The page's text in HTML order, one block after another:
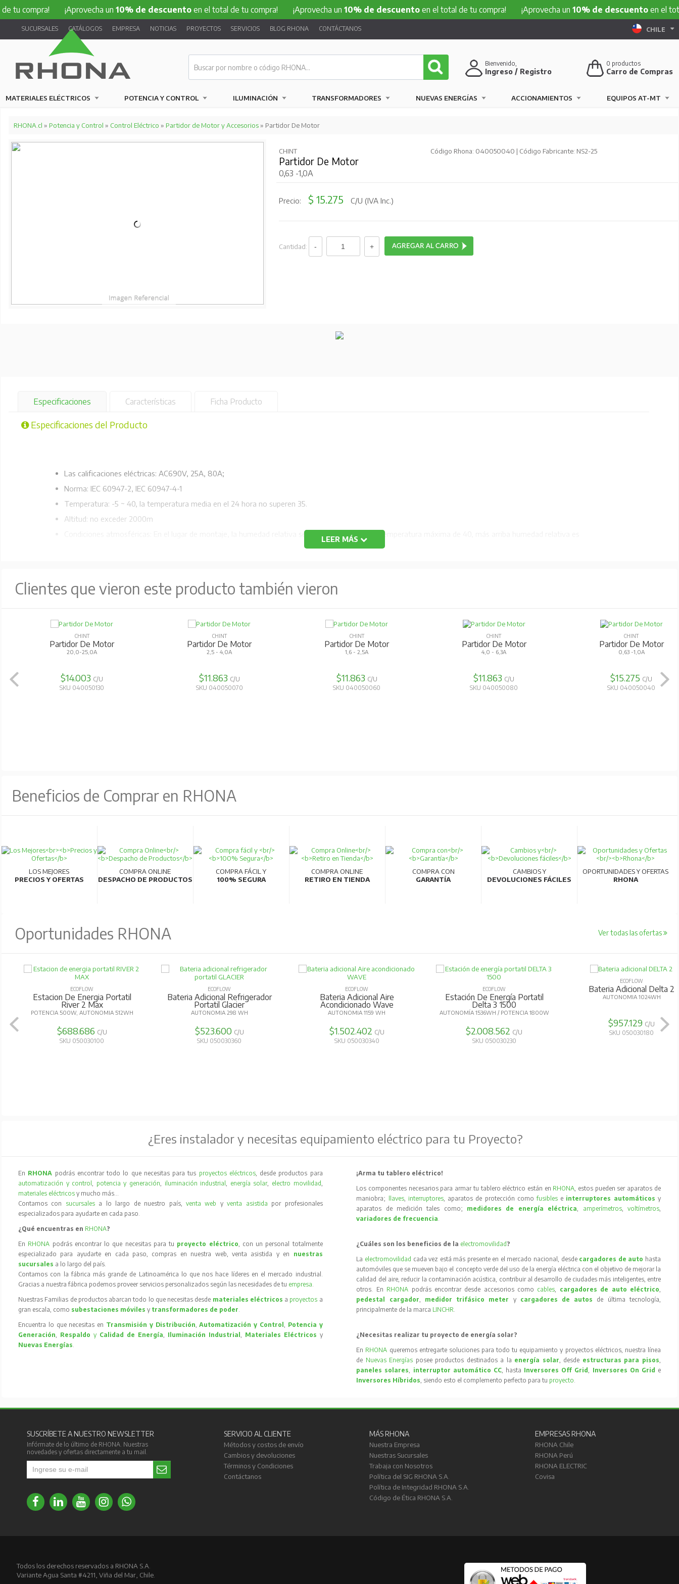
¡Aprovecha un10% de descuentoen el total de tu compra! ¡Aprovecha un10% de descuentoen el total de tu compra! ¡Aprovecha un10% de descuentoen el total de tu
SUCURSALES CATÁLOGOS EMPRESA NOTICIAS PROYECTOS SERVICIOS BLOG RHONA CONTÁCTANOS CHILE
0 productos
Carro de Compras
Bienvenido,
Ingreso / Registro
MATERIALES ELÉCTRICOS POTENCIA Y CONTROL ILUMINACIÓN TRANSFORMADORES NUEVAS ENERGÍAS ACCIONAMIENTOS EQUIPOS AT-MT
RHONA.cl » Potencia y Control » Control Eléctrico » Partidor de Motor y Accesorios» Partidor De Motor
CHINT Código Rhona: 040050040 | Código Fabricante: NS2-25
Partidor De Motor
0,63 -1,0A
Precio: $ 15.275 C/U (IVA Inc.)
Cantidad:
Especificaciones Características Ficha Producto
Especificaciones del Producto
Las calificaciones eléctricas: AC690V, 25A, 80A;
Norma: IEC 60947-2, IEC 60947-4-1
Temperatura: -5 ~ 40, la temperatura media en el 24 hora no superen 35.
Altitud: no exceder 2000m
Condiciones atmosféricas: En el lugar de montaje, la humedad relativa sea superior al 50% a la temperatura máxima de 40, más arriba humedad relativa es
permisible bajo condiciones de temperatura más baja, por ejemplo, RH podría ser 90% a 20.
Condiciones de montaje: El producto deberá ser instalado y operado en un lugar sin que se mueva obvio, impactos y vibraciones.
LEER MÁS
Clientes que vieron este producto también vieron
CHINT
Partidor De Motor
20,0-25,0A
$14.003 C/U
SKU 040050130
CHINT
Partidor De Motor
2,5 - 4,0A
$11.863 C/U
SKU 040050070
CHINT
Partidor De Motor
1,6 - 2,5A
$11.863 C/U
SKU 040050060
CHINT
Partidor De Motor
4,0 - 6,3A
$11.863 C/U
SKU 040050080
CHINT
Partidor De Motor
0,63 -1,0A
$15.275 C/U
SKU 040050040
Beneficios de Comprar en RHONA
LOS MEJORES
PRECIOS Y OFERTAS
COMPRA ONLINE
DESPACHO DE PRODUCTOS
COMPRA FÁCIL Y
100% SEGURA
COMPRA ONLINE
RETIRO EN TIENDA
COMPRA CON
GARANTÍA
CAMBIOS Y
DEVOLUCIONES FÁCILES
OPORTUNIDADES Y OFERTAS
RHONA
Oportunidades RHONA Ver todas las ofertas
ECOFLOW
Estacion De Energia Portatil
River 2 Max
POTENCIA 500W, AUTONOMIA 512WH
$688.686 C/U
SKU 050030100
ECOFLOW
Bateria Adicional Refrigerador
Portatil Glacier
AUTONOMIA 298 WH
$523.600 C/U
SKU 050030360
ECOFLOW
Bateria Adicional Aire
Acondicionado Wave
AUTONOMIA 1159 WH
$1.502.402 C/U
SKU 050030340
ECOFLOW
Estación De Energía Portatil
Delta 3 1500
AUTONOMÍA 1536WH / POTENCIA 1800W
$2.008.562 C/U
SKU 050030230
ECOFLOW
Bateria Adicional Delta 2
AUTONOMIA 1024WH
$957.129 C/U
SKU 050030180
¿Eres instalador y necesitas equipamiento eléctrico para tu Proyecto?
En RHONA podrás encontrar todo lo que necesitas para tus proyectos eléctricos, desde productos para
automatización y control, potencia y generación, iluminación industrial, energía solar, electro movilidad,
materiales eléctricos y mucho más…
Contamos con sucursales a lo largo de nuestro país, venta web yventa asistida por profesionales
especializados para ayudarte en cada paso.
¿Qué encuentras en RHONA?
En RHONA podrás encontrar lo que necesitas para tu proyecto eléctrico, con un personal totalmente
especializado para ayudarte en cada paso, compras en nuestra web, venta asistida y en nuestras
sucursales a lo largo del país.
Contamos con la fábrica más grande de Latinoamérica lo que nos hace líderes en el mercado industrial.
Gracias a nuestra fábrica podemos proveer servicios personalizados según las necesidades de tu empresa.
Nuestras Familias de productos abarcan todo lo que necesitas desde materiales eléctricos a proyectos a
gran escala, como subestaciones móvilesy transformadores de poder.
Encuentra lo que necesitas en Transmisión y Distribución,Automatización y Control, Potencia y
Generación, Respaldo y Calidad de Energía, Iluminación Industrial , Materiales Eléctricos y
Nuevas Energías.
¡Arma tu tablero eléctrico!
Los componentes necesarios para armar tu tablero eléctrico están en RHONA, estos pueden ser aparatos de
maniobra;
llaves, interruptores, aparatos de protección comofusibles e interruptores automáticos y
aparatos de medición tales como; medidores de energía eléctrica, amperímetros, voltímetros,
variadores de frecuencia.
¿Cuáles son los beneficios de la electromovilidad ?
La electromovilidad cada vez está más presente en el mercado nacional, desde cargadores de auto hasta
automóviles que se mueven bajo el concepto verde del uso de la energía eléctrica con el objetivo de mejorar la
calidad del aire, reducir la contaminación acústica, contribuir al desarrollo de ciudades más inteligentes, entre
otros. En RHONA podrás encontrar desde accesorios como cables, cargadores de auto eléctrico,
pedestal cargador, medidor trifásico meter y cargadores de autos
de última tecnología,
principalmente de la marca LINCHR.
¿Necesitas realizar tu proyecto de energía solar?
En RHONA queremos entregarte soluciones para todo tu equipamiento y proyectos eléctricos, nuestra línea
de Nuevas Energías posee productos destinados a la energía solar, desde estructuras para pisos,
paneles solares, interruptor automático CC, hasta Inversores Off Grid, Inversores On Grid e
Inversores Híbridos, siendo esto el complemento perfecto para tu proyecto.
SUSCRÍBETE A NUESTRO NEWSLETTER
Infórmate de lo último de RHONA. Nuestras
novedades y ofertas directamente a tu mail.
SERVICIO AL CLIENTE
Métodos y costos de envío
Cambios y devoluciones
Términos y Condiciones
Contáctanos
MÁS RHONA
Nuestra Empresa
Nuestras Sucursales
Trabaja con Nosotros
Política del SIG RHONA S.A.
Política de Integridad RHONA S.A.
Código de Ética RHONA S.A.
EMPRESAS RHONA
RHONA Chile
RHONA Perú
RHONA ELECTRIC
Covisa
Todos los derechos reservados a RHONA S.A.
Variante Agua Santa #4211, Viña del Mar, Chile.